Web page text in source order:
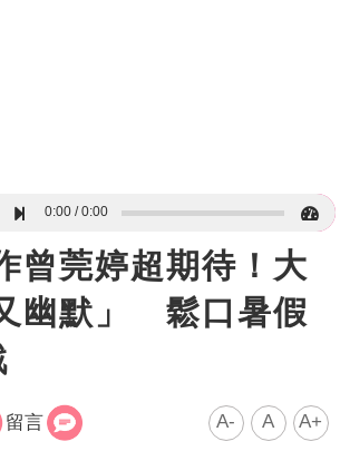
0:00 0:00
曾莞婷超期待！大
幽默」 鬆口暑假
留言 A- A A+